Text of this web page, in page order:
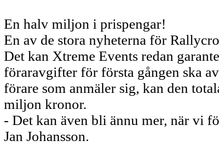
En halv miljon i prispengar!
En av de stora nyheterna för
Det kan Xtreme Events redan
föraravgifter för första gången ska
förare som anmäler sig, kan den
miljon kronor.
- Det kan även bli ännu mer, när vi
Jan Johansson.